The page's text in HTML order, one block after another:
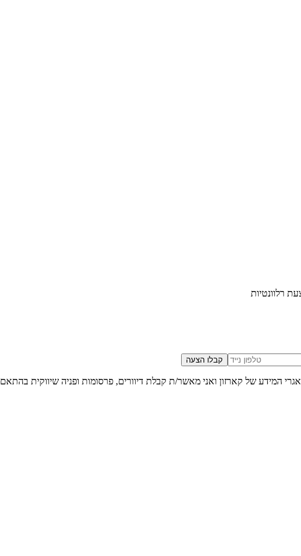
רלוונטיות
קבלו הצעה
המידע של קארזון ואני מאשר/ת קבלת דיוורים, פרסומות ופניה שיווקית בהתאם